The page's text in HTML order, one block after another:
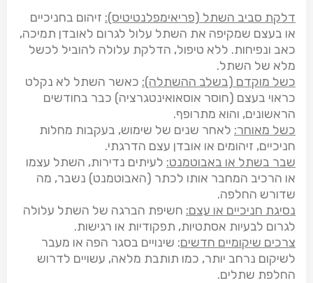
דלקת סביב השתל (פריאימפלנטיטיס): זיהום בחניכיים
או בעצם שמקיפה את השתל עלול לגרום לאובדן תמיכה,
כאב ונפיחות. ללא טיפול, הדלקת עלולה להוביל לכשל
מלא של השתל.
כשל מוקדם (בשלב ההשתלה): כאשר השתל לא נקלט
כראוי בעצם (חוסר אוסאואינטגרציה) כבר בחודשים
הראשונים, והוא מתרופף.
כשל מאוחר: לאחר שנים של שימוש, בעקבות מחלות
חניכיים, זיהומים או אובדן עצם הדרגתי.
שבר בשתל או באבוטמנט: לעיתים נדירות, השתל עצמו
או הרכיב המחבר אותו לכתר (האבוטמנט) נשבר, מה
שדורש החלפה.
נסיגת חניכיים או עצם: חשיפת הברגה של השתל עלולה
לגרום לבעיות אסתטיות, תפקודיות או רגישות.
צרכים שיקומיים חדשים: שינויים בסגר הפה או מעבר
לשיקום נרחב יותר, כמו תותבת מלאה, עשויים לדרוש
החלפת שתלים.